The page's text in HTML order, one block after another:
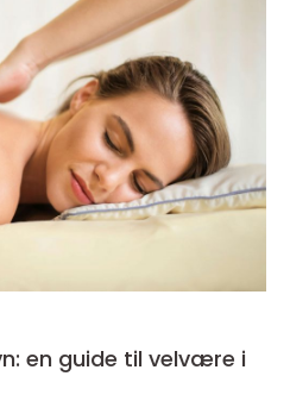
en guide til velvære i